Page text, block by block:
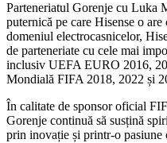
Parteneriatul Gorenje cu Luka
puternică pe care Hisense o
domeniul electrocasnicelor,
de parteneriate cu cele mai
inclusiv UEFA EURO 2016,
Mondială FIFA 2018, 2022 și
În calitate de sponsor oficial
Gorenje continuă să susțină
prin inovație și printr-o pasiune